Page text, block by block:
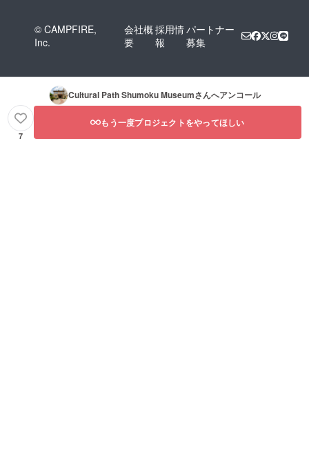
© CAMPFIRE,
Inc.
会社概
要
採用情
報
パートナー
募集
Cultural Path Shumoku Museumさんへアンコール
7
もう一度プロジェクトをやってほしい